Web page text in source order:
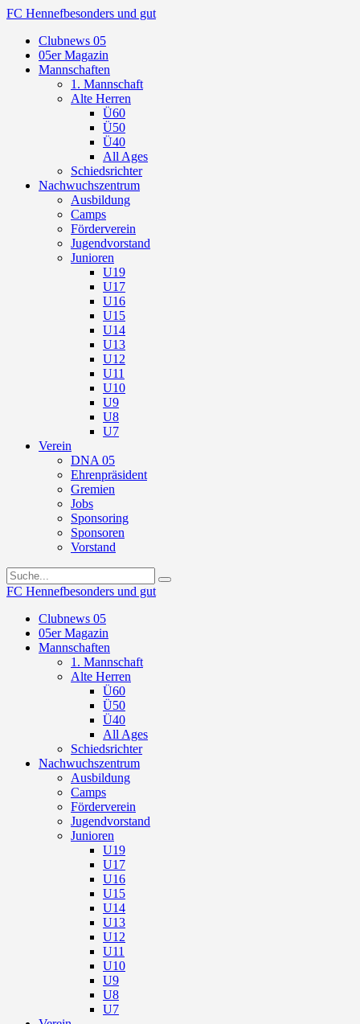
FC Hennefbesonders und gut
Clubnews 05
05er Magazin
Mannschaften
1. Mannschaft
Alte Herren
Ü60
Ü50
Ü40
All Ages
Schiedsrichter
Nachwuchszentrum
Ausbildung
Camps
Förderverein
Jugendvorstand
Junioren
U19
U17
U16
U15
U14
U13
U12
U11
U10
U9
U8
U7
Verein
DNA 05
Ehrenpräsident
Gremien
Jobs
Sponsoring
Sponsoren
Vorstand
FC Hennefbesonders und gut
Clubnews 05
05er Magazin
Mannschaften
1. Mannschaft
Alte Herren
Ü60
Ü50
Ü40
All Ages
Schiedsrichter
Nachwuchszentrum
Ausbildung
Camps
Förderverein
Jugendvorstand
Junioren
U19
U17
U16
U15
U14
U13
U12
U11
U10
U9
U8
U7